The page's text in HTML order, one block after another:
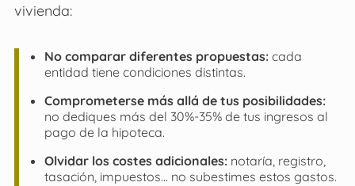
vivienda:
No comparar diferentes propuestas:cada
entidad tiene condiciones distintas.
Comprometerse más allá de tus posibilidades:
no dediques más del 30%-35% de tus ingresos al
pago de la hipoteca.
Olvidar los costes adicionales:notaría, registro,
tasación, impuestos… no subestimes estos gastos.